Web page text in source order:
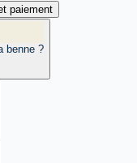
paiement
benne ?